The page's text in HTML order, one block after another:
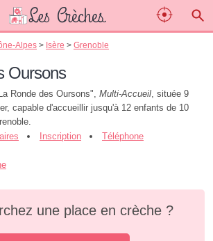
Alpes > Isère > Grenoble
Oursons
Ronde des Oursons", Multi-Accueil, située 9
capable d'accueillir jusqu'à 12 enfants de 10
Inscription Téléphone
une place en crèche ?